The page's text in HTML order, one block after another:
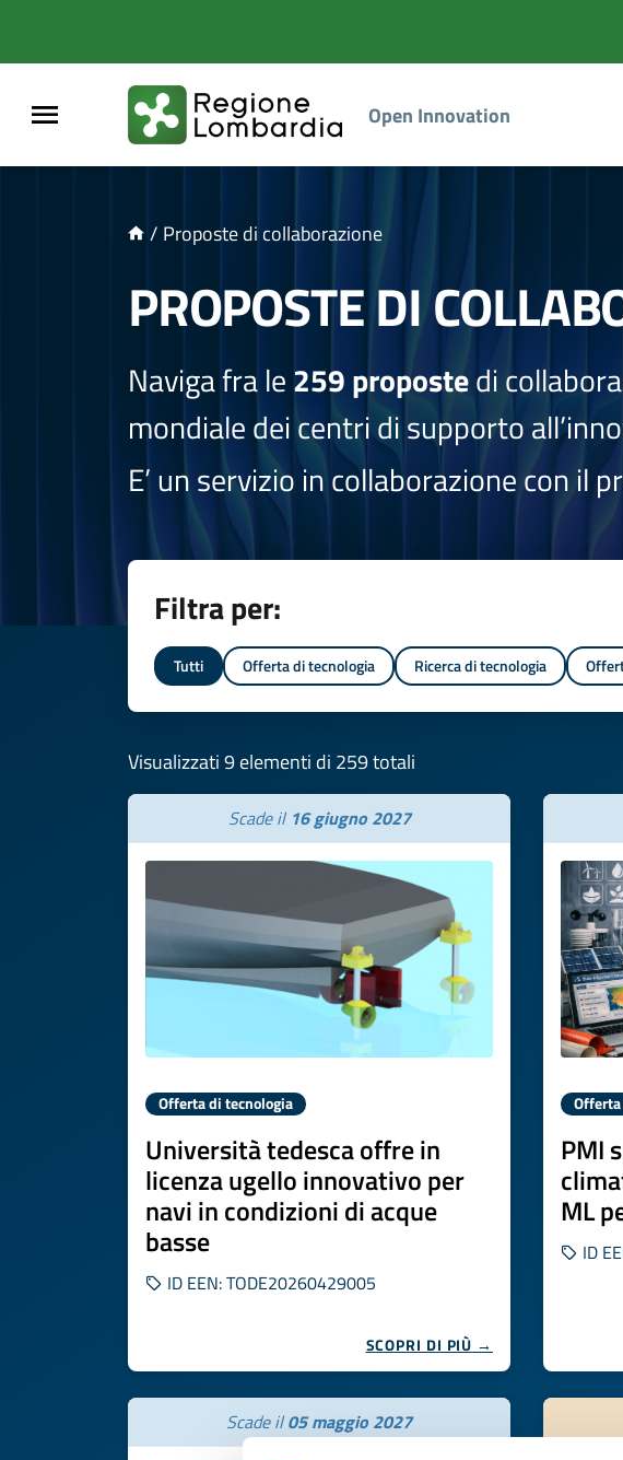
Open Innovation
/ Proposte di collaborazione
PROPOSTE DI
Naviga fra le259 propostedi
mondiale dei centri di supporto
E’ un servizio in collaborazione con il
Filtra per:
Tutti Offerta di tecnologia Ricerca di tecnologia
Visualizzati 9 elementi di 259 totali
Scade il 16 giugno 2027
Offerta di tecnologia
Università tedesca offre in
licenza ugello innovativo per
navi in condizioni di acque
basse
ID EEN: TODE20260429005
SCOPRI DI PIÙ →
PMI
ML
ID
Scade il05 maggio 2027